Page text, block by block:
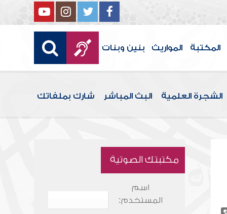
المكتبة المواريث بنين وبنات
الشجرة العلمية البث المباشر شارك بملفاتك
مكتبتك الصوتية
اسم
المستخدم: